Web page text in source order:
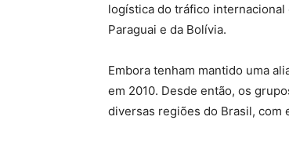
logística do tráfico
Paraguai e da Bolívia.
Embora tenham mantido uma
em 2010. Desde então, os
diversas regiões do Brasil,